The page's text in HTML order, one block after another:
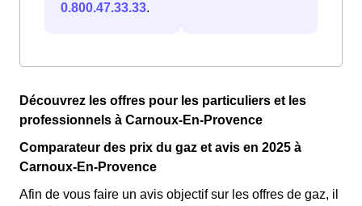
0.800.47.33.33.
Découvrez les offres pour les particuliers et les
professionnels à Carnoux-En-Provence
Comparateur des prix du gaz et avis en 2025 à
Carnoux-En-Provence
Afin de vous faire un avis objectif sur les offres de gaz, il